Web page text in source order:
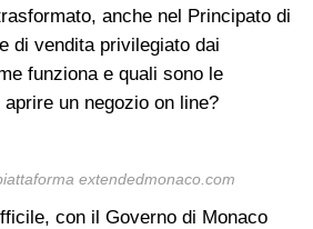
anche nel Principato di
di vendita privilegiato dai
funziona e quali sono le
un negozio on line?
extendedmonaco.com
con il Governo di Monaco